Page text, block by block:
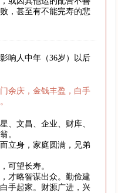
，甚至有不能完寿的悲
响人中年（36岁）以后
门余庆，金钱丰盈，白手
、文昌、企业、财库、
。
立身，家庭圆满，兄弟
可望长寿。
才略智谋出众。勤俭建
手起家。财源广进，兴